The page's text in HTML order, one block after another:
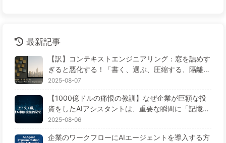
最新記事
【訳】コンテキストエンジニアリング：窓を詰めす
ぎると悪化する！「書く、選ぶ、圧縮する、隔離す
る」の4ステップで、毒を警戒し、干渉や混乱を防
AI170
2025-08-07
【1000億ドルの痛恨の教訓】なぜ企業が巨額な投
資をしたAIアシスタントは、重要な瞬間に「記憶喪
失」に陥り、競合他社は90%の性能向上を実現する
2025-08-06
企業のワークフローにAIエージェントを導入する方